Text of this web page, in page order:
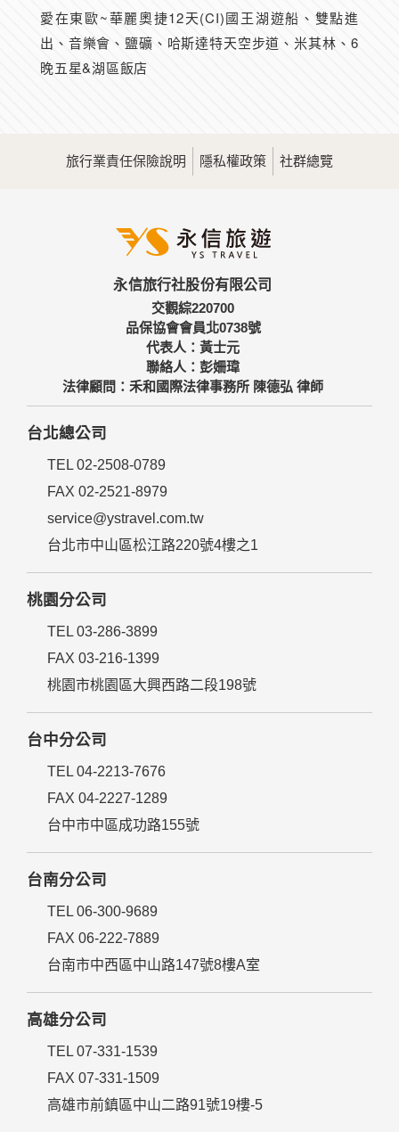
愛在東歐~華麗奧捷12天(CI)國王湖遊船、雙點進
出、音樂會、鹽礦、哈斯達特天空步道、米其林、6
晚五星&湖區飯店
旅行業責任保險說明 隱私權政策 社群總覽
永信旅行社股份有限公司
交觀綜220700
品保協會會員北0738號
代表人：黃士元
聯絡人：彭姍瑋
法律顧問：禾和國際法律事務所 陳德弘 律師
台北總公司
TEL 02-2508-0789
FAX 02-2521-8979
service@ystravel.com.tw
台北市中山區松江路220號4樓之1
桃園分公司
TEL 03-286-3899
FAX 03-216-1399
桃園市桃園區大興西路二段198號
台中分公司
TEL 04-2213-7676
FAX 04-2227-1289
台中市中區成功路155號
台南分公司
TEL 06-300-9689
FAX 06-222-7889
台南市中西區中山路147號8樓A室
高雄分公司
TEL 07-331-1539
FAX 07-331-1509
高雄市前鎮區中山二路91號19樓-5